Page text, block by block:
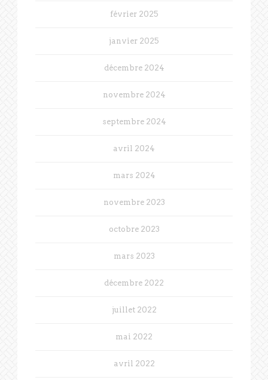
février 2025
janvier 2025
décembre 2024
novembre 2024
septembre 2024
avril 2024
mars 2024
novembre 2023
octobre 2023
mars 2023
décembre 2022
juillet 2022
mai 2022
avril 2022